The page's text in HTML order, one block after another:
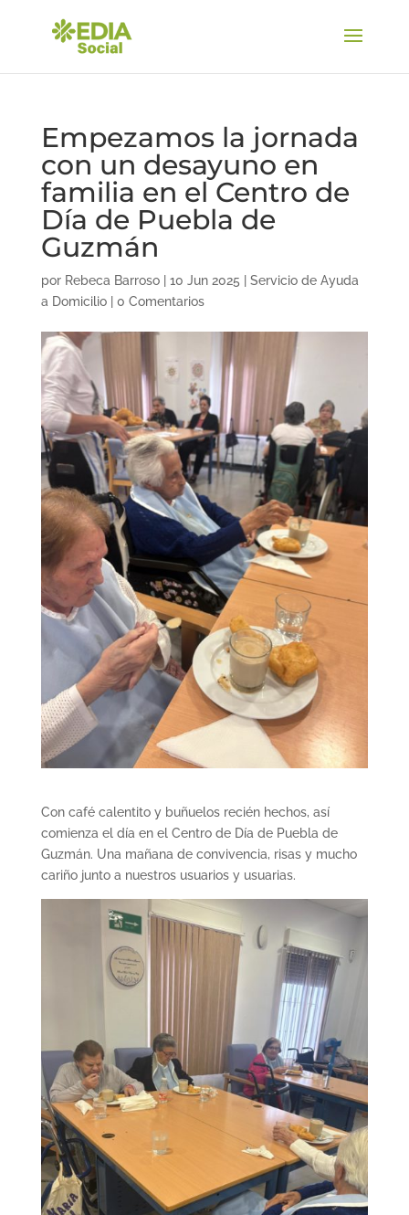
Empezamos la jornada
con un desayuno en
familia en el Centro de
Día de Puebla de
Guzmán
por Rebeca Barroso| 10 Jun 2025
Servicio de Ayuda
a Domicilio| 0 Comentarios
Con café calentito y buñuelos recién hechos, así
comienza el día en el Centro de Día de Puebla de
Guzmán. Una mañana de convivencia, risas y mucho
cariño junto a nuestros usuarios y usuarias.